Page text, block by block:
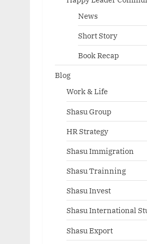
News
Short Story
Book Recap
Blog
Work & Life
Shasu Group
HR Strategy
Shasu Immigration
Shasu Trainning
Shasu Invest
Shasu International
Shasu Export